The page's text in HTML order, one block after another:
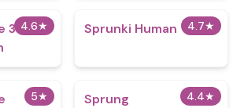
4.6★
3
4.7★
Sprunki Human
5★ 4.4★
Sprung